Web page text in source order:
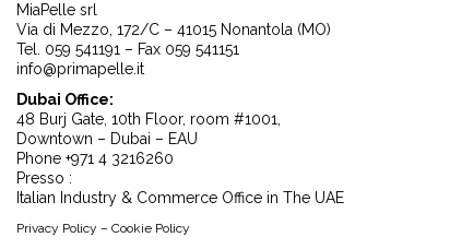
MiaPelle srl
Via di Mezzo, 172/C – 41015 Nonantola (MO)
Tel. 059 541191 – Fax 059 541151
info@primapelle.it
Dubai Office:
48 Burj Gate, 10th Floor, room #1001,
Downtown – Dubai – EAU
Phone +971 4 3216260
Presso :
Italian Industry & Commerce Office in The UAE
Privacy Policy – Cookie Policy